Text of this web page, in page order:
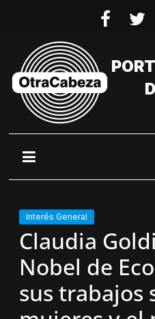
Interés General
Claudia
Nobel de
sus trabajos